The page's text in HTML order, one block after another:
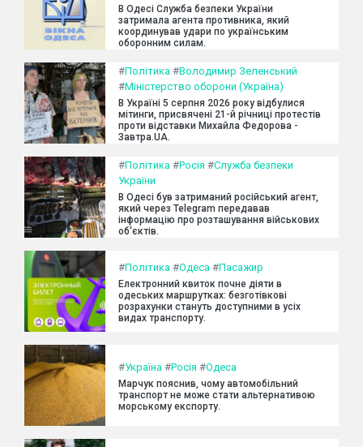
В Одесі Служба безпеки України
затримала агента противника, який
координував удари по українським
оборонним силам.
#Політика #Володимир Зеленський
#Міністерство оборони (Україна)
В Україні 5 серпня 2026 року відбулися
мітинги, присвячені 21-й річниці протестів
проти відставки Михайла Федорова -
Завтра.UA.
#Політика #Росія #Служба безпеки
України
В Одесі був затриманий російський агент,
який через Telegram передавав
інформацію про розташування військових
об'єктів.
#Політика #Одеса #Пасажир
Електронний квиток почне діяти в
одеських маршрутках: безготівкові
розрахунки стануть доступними в усіх
видах транспорту.
#Україна #Росія #Одеса
Марчук пояснив, чому автомобільний
транспорт не може стати альтернативою
морському експорту.